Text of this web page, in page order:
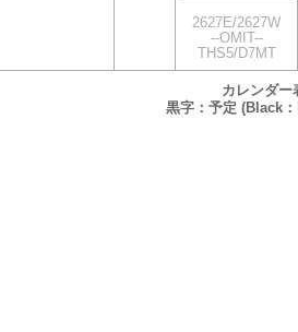
2627E/2627W
--OMIT--
THS5/D7MT
カレンダー
黒字：予定 (Black